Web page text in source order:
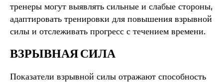
тренеры могут выявлять сильные и слабые стороны,
адаптировать тренировки для повышения взрывной
силы и отслеживать прогресс с течением времени.
ВЗРЫВНАЯ СИЛА
Показатели взрывной силы отражают способность